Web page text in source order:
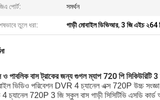
পোর্ট: সমর্থন
তুলে ধরা: গাড়ী মোবাইল ডিভিআর, 3 জি এইচ ২64
পাবলিক বাস ট্রাকের জন্য গুগল ম্যাপ 720 পি সিকিউরিটি
ভিডিও পরিবেশন DVR 4 চ্যানেল এক্স 720P উচ্চ
চ্যানেল 720P 3 জি স্কুল বাস গাড়ী সিসিটিভি এসডি কার্ড